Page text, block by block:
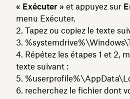
« Exécuter » et appuyez sur
menu Exécuter.
Tapez ou copiez le texte
Répétez les étapes 1 et 2,
texte suivant :
recherchez le fichier dont